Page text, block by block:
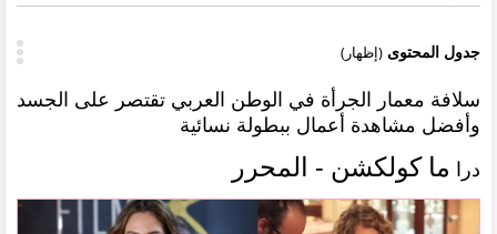
جدول المحتوى (إظهار)
سلافة معمار الجرأة في الوطن العربي تقتصر على الجسد
وأفضل مشاهدة أعمال ببطولة نسائية
درا ما كولكشن - المحرر